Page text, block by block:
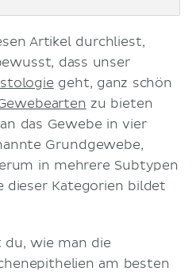
Artikel durchliest,
dass unser
geht, ganz schön
zu bieten
das Gewebe in vier
Grundgewebe,
in mehrere Subtypen
dieser Kategorien bildet
du, wie man die
am besten